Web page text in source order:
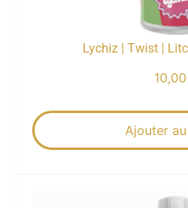
Lychiz | Twist |
10,00
Ajouter